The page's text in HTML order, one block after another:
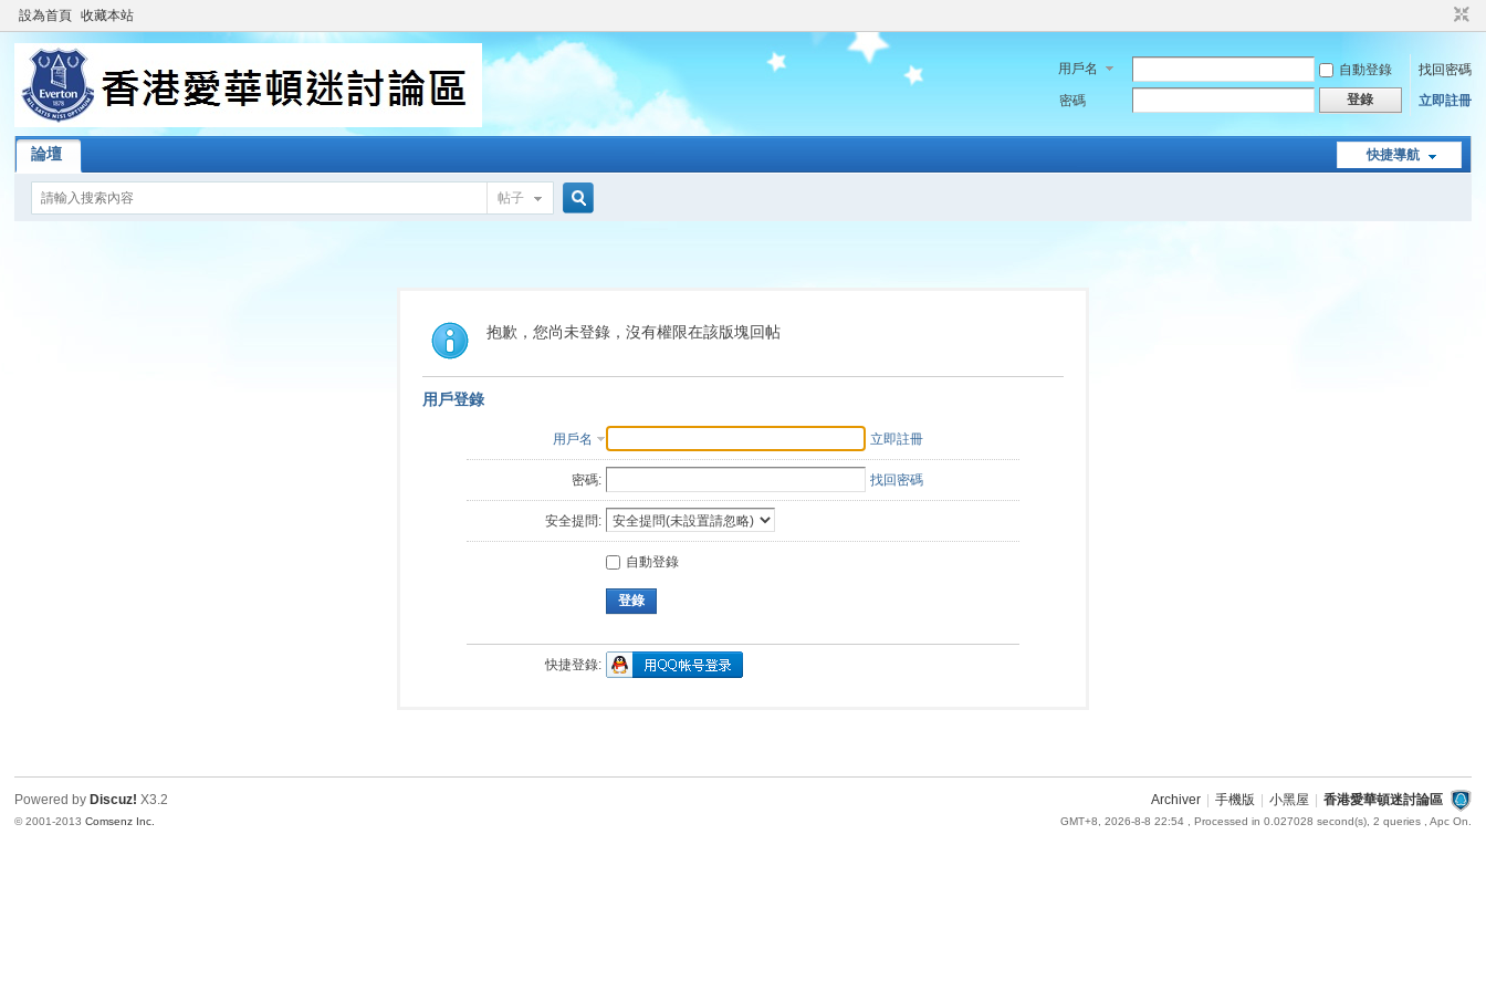
設為首頁 收藏本站
用戶名 自動登錄
找回密碼
密碼
登錄 立即註冊
快捷導航
論壇
帖子
索
抱歉，您尚未登錄，沒有權限在該版塊回帖
用戶登錄
用戶名 立即註冊
密碼: 找回密碼
安全提問:
自動登錄
登錄
快捷登錄:
Archiver 手機版 小黑屋 香港愛華頓迷討論區
GMT+8, 2026-8-8 22:54, Processed in 0.027028 second(s), 2 queries , Apc On.
Powered by Discuz! X3.2
© 2001-2013Comsenz Inc.